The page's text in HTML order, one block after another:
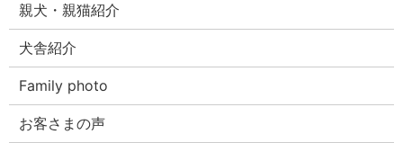
親犬・親猫紹介
犬舎紹介
Family photo
お客さまの声